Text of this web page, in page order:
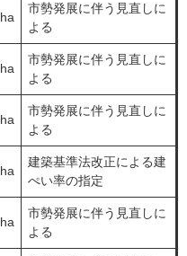
市勢発展に伴う見直しに
よる
市勢発展に伴う見直しに
よる
市勢発展に伴う見直しに
よる
建築基準法改正による建
ぺい率の指定
市勢発展に伴う見直しに
よる